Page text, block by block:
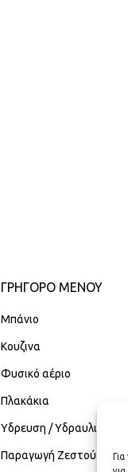
ΓΡΉΓΟΡΟ ΜΕΝΟΎ
Μπάνιο
Κουζινα
Φυσικό αέριο
Πλακάκια
Υδρευση / Υδραυλικά
Παραγωγή Ζεστού